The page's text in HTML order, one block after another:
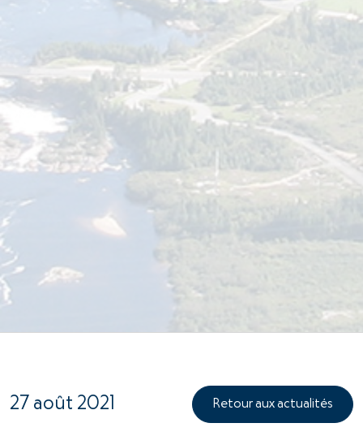
27 août 2021 Retour aux actualités